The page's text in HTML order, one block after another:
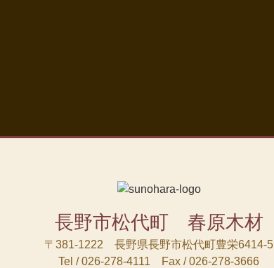
長野市松代町 春原木材
〒381-1222 長野県長野市松代町豊栄6414-5
Tel / 026-278-4111 Fax / 026-278-3666